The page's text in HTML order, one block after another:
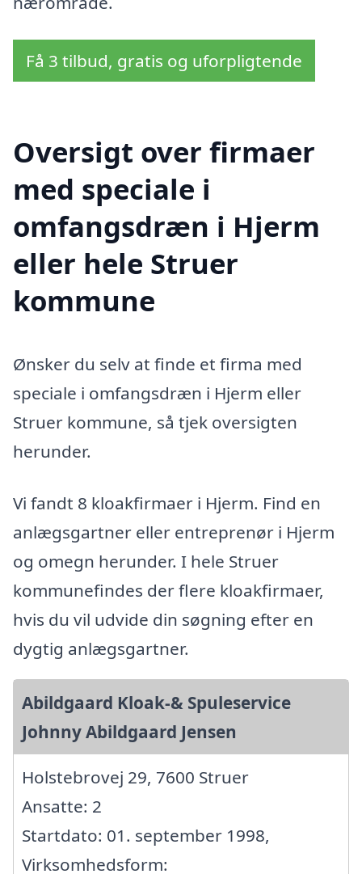
Få 3 tilbud, gratis og uforpligtende
Oversigt over firmaer
med speciale i
omfangsdræn i Hjerm
eller hele Struer
kommune
Ønsker du selv at finde et firma med
speciale i omfangsdræn i Hjerm eller
Struer kommune, så tjek oversigten
herunder.
Vi fandt 8 kloakfirmaer i Hjerm. Find en
anlægsgartner eller entreprenør i Hjerm
og omegn herunder. I hele Struer
kommunefindes der flere kloakfirmaer,
hvis du vil udvide din søgning efter en
dygtig anlægsgartner.
Abildgaard Kloak-& Spuleservice
Johnny Abildgaard Jensen
Holstebrovej 29, 7600 Struer
Ansatte: 2
Startdato: 01. september 1998,
Virksomhedsform: